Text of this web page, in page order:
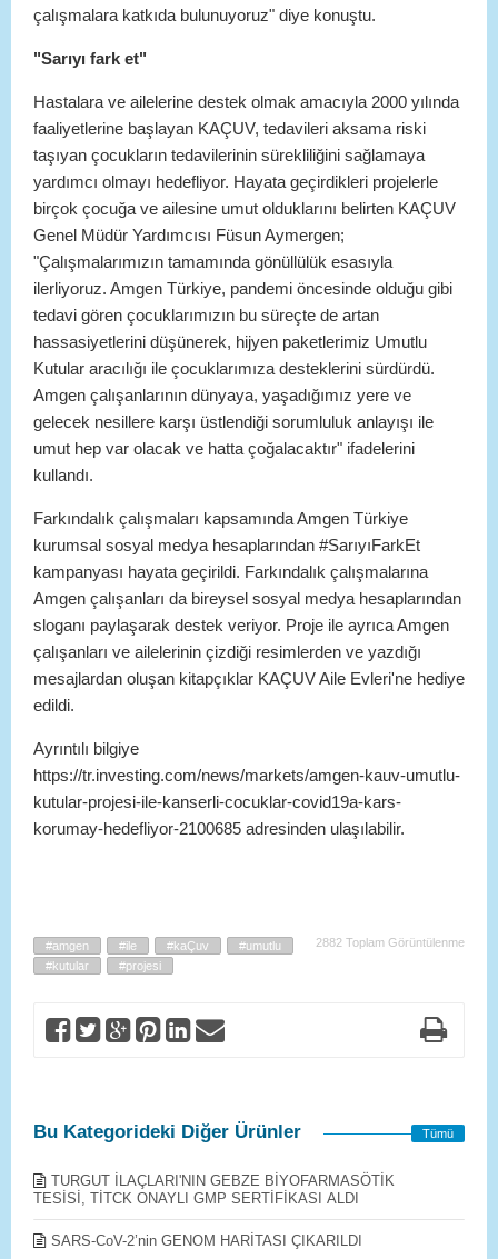
çalışmalara katkıda bulunuyoruz" diye konuştu.
"Sarıyı fark et"
Hastalara ve ailelerine destek olmak amacıyla 2000 yılında
faaliyetlerine başlayan KAÇUV, tedavileri aksama riski
taşıyan çocukların tedavilerinin sürekliliğini sağlamaya
yardımcı olmayı hedefliyor. Hayata geçirdikleri projelerle
birçok çocuğa ve ailesine umut olduklarını belirten KAÇUV
Genel Müdür Yardımcısı Füsun Aymergen;
"Çalışmalarımızın tamamında gönüllülük esasıyla
ilerliyoruz. Amgen Türkiye, pandemi öncesinde olduğu gibi
tedavi gören çocuklarımızın bu süreçte de artan
hassasiyetlerini düşünerek, hijyen paketlerimiz Umutlu
Kutular aracılığı ile çocuklarımıza desteklerini sürdürdü.
Amgen çalışanlarının dünyaya, yaşadığımız yere ve
gelecek nesillere karşı üstlendiği sorumluluk anlayışı ile
umut hep var olacak ve hatta çoğalacaktır" ifadelerini
kullandı.
Farkındalık çalışmaları kapsamında Amgen Türkiye
kurumsal sosyal medya hesaplarından #SarıyıFarkEt
kampanyası hayata geçirildi. Farkındalık çalışmalarına
Amgen çalışanları da bireysel sosyal medya hesaplarından
sloganı paylaşarak destek veriyor. Proje ile ayrıca Amgen
çalışanları ve ailelerinin çizdiği resimlerden ve yazdığı
mesajlardan oluşan kitapçıklar KAÇUV Aile Evleri'ne hediye
edildi.
Ayrıntılı bilgiye
https://tr.investing.com/news/markets/amgen-kauv-umutlu-
kutular-projesi-ile-kanserli-cocuklar-covid19a-kars-
korumay-hedefliyor-2100685 adresinden ulaşılabilir.
2882 Toplam Görüntülenme
#amgen #ile #kaÇuv
#umutlu
#kutular
#projesi
Tümü
Bu Kategorideki Diğer Ürünler
TURGUT İLAÇLARI'NIN GEBZE BİYOFARMASÖTİK
TESİSİ, TİTCK ONAYLI GMP SERTİFİKASI ALDI
SARS-CoV-2’nin GENOM HARİTASI ÇIKARILDI